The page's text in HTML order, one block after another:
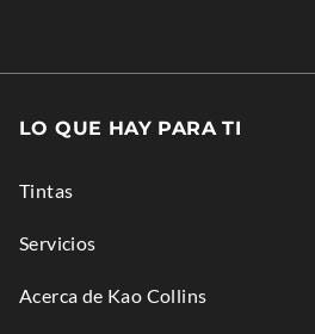
Opens
LO QUE HAY PARA TI
Tintas
Servicios
Acerca de Kao Collins